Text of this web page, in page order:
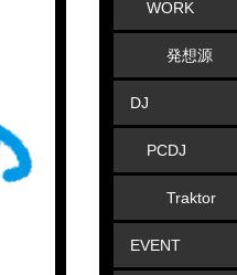
WORK
発想源
DJ
PCDJ
Traktor
EVENT